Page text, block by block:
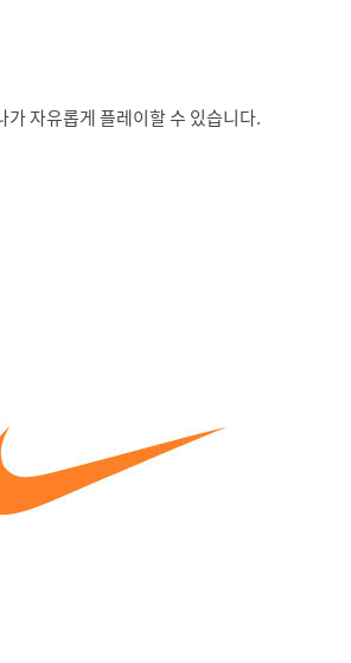
자유롭게 플레이할 수 있습니다.